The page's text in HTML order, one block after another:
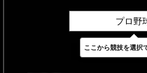
プロ野
最新 24時間
ここから競技を選択